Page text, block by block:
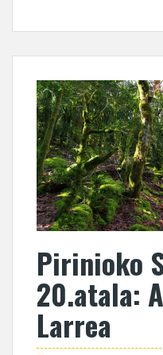
Pirinioko
20.atala:
Larrea